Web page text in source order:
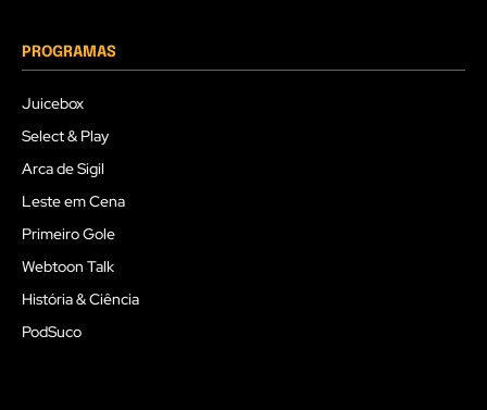
PROGRAMAS
Juicebox
Select & Play
Arca de Sigil
Leste em Cena
Primeiro Gole
Webtoon Talk
História & Ciência
PodSuco